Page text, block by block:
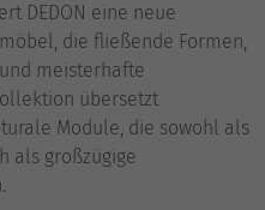
DEDON eine neue
die fließende Formen,
meisterhafte
übersetzt
Module, die sowohl als
als großzügige